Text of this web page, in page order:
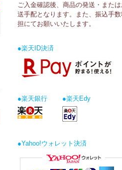
ご入金確認後、商品の発送・また
送手配となります。また、振込手
担にてお願いいたします。
●楽天ID決済
●楽天銀行 ●楽天Edy
●Yahoo!ウォレット決済